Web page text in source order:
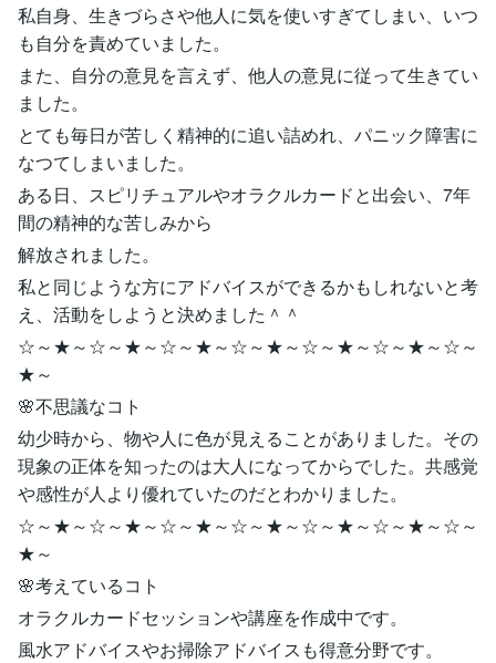
私自身、生きづらさや他人に気を使いすぎてしまい、いつ
も自分を責めていました。
また、自分の意見を言えず、他人の意見に従って生きてい
ました。
とても毎日が苦しく精神的に追い詰めれ、パニック障害に
なつてしまいました。
ある日、スピリチュアルやオラクルカードと出会い、7年
間の精神的な苦しみから
解放されました。
私と同じような方にアドバイスができるかもしれないと考
え、活動をしようと決めました＾＾
☆～★～☆～★～☆～★～☆～★～☆～★～☆～★～☆～
★～
🌸不思議なコト
幼少時から、物や人に色が見えることがありました。その
現象の正体を知ったのは大人になってからでした。共感覚
や感性が人より優れていたのだとわかりました。
☆～★～☆～★～☆～★～☆～★～☆～★～☆～★～☆～
★～
🌸考えているコト
オラクルカードセッションや講座を作成中です。
風水アドバイスやお掃除アドバイスも得意分野です。